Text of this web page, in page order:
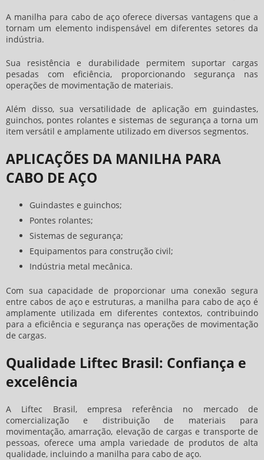
A manilha para cabo de aço oferece diversas vantagens que a
tornam um elemento indispensável em diferentes setores da
indústria.
Sua resistência e durabilidade permitem suportar cargas
pesadas com eficiência, proporcionando segurança nas
operações de movimentação de materiais.
Além disso, sua versatilidade de aplicação em guindastes,
guinchos, pontes rolantes e sistemas de segurança a torna um
item versátil e amplamente utilizado em diversos segmentos.
APLICAÇÕES DA MANILHA PARA
CABO DE AÇO
Guindastes e guinchos;
Pontes rolantes;
Sistemas de segurança;
Equipamentos para construção civil;
Indústria metal mecânica.
Com sua capacidade de proporcionar uma conexão segura
entre cabos de aço e estruturas, a manilha para cabo de aço é
amplamente utilizada em diferentes contextos, contribuindo
para a eficiência e segurança nas operações de movimentação
de cargas.
Qualidade Liftec Brasil: Confiança e
excelência
A Liftec Brasil, empresa referência no mercado de
comercialização e distribuição de materiais para
movimentação, amarração, elevação de cargas e transporte de
pessoas, oferece uma ampla variedade de produtos de alta
qualidade, incluindo a manilha para cabo de aço.